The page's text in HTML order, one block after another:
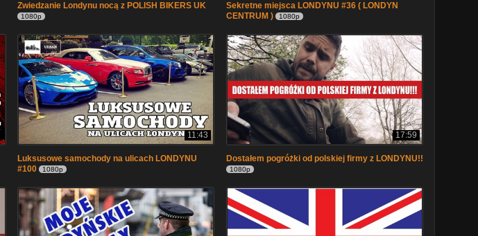
Zwiedzanie Londynu nocą z POLISH BIKERS UK
1080p
Sekretne miejsca LONDYNU #36 ( LONDYN
CENTRUM )
1080p
11:43
Luksusowe samochody na ulicach LONDYNU
#100
1080p
17:59
Dostałem pogróżki od polskiej firmy z LONDYNU!!
1080p